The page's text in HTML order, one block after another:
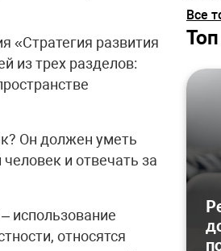
«Стратегия развития
из трех разделов:
Он должен уметь
и отвечать за
использование
относятся
Все